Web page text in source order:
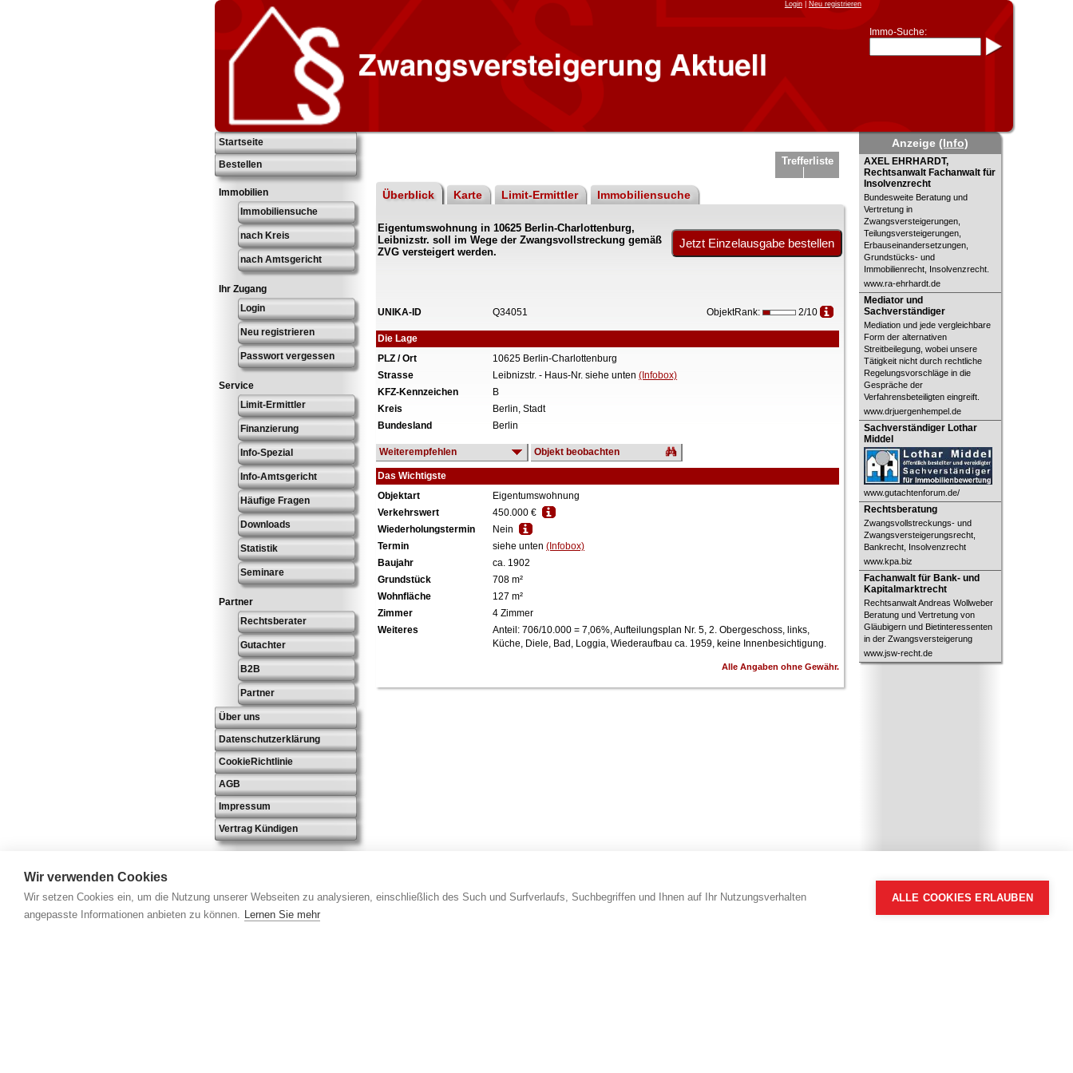
Wir verwenden Cookies
Wir setzen Cookies ein, um die Nutzung unserer Webseiten zu analysieren, einschließlich des Such und Surfverlaufs, Suchbegriffen und Ihnen auf Ihr Nutzungsverhalten
angepasste Informationen anbieten zu können. Lernen Sie mehr
ALLE COOKIES ERLAUBEN
Login| Neu registrieren
Immo-Suche:
* Suche verfeinern durch
Kombinieren
z.B.:15 Frankfurtfür
Frankfurt/Oder
und6 Frankfurtfür Frankfurt am
Main
Immobiliensuche
nach Kreis
nach Amtsgericht
Startseite
Bestellen
Immobilien
Immobiliensuche
nach Kreis
nach Amtsgericht
Ihr Zugang
Login
Neu registrieren
Passwort vergessen
Service
Limit-Ermittler
Finanzierung
Info-Spezial
Info-Amtsgericht
Häufige Fragen
Downloads
Statistik
Seminare
Partner
Rechtsberater
Gutachter
B2B
Partner
Über uns
Datenschutzerklärung
CookieRichtlinie
AGB
Impressum
Vertrag Kündigen
Trefferliste
Überblick Karte Limit-Ermittler Immobiliensuche
Eigentumswohnung in 10625 Berlin-Charlottenburg,
Leibnizstr. soll im Wege der Zwangsvollstreckung gemäß
ZVG versteigert werden.
UNIKA-ID Q34051 ObjektRank: 2/10
Die Lage
PLZ / Ort
10625 Berlin-Charlottenburg
Strasse
Leibnizstr. - Haus-Nr. siehe unten(Infobox)
KFZ-Kennzeichen
B
Kreis
Berlin, Stadt
Bundesland
Berlin
Weiterempfehlen Objekt beobachten
Das Wichtigste
Objektart
Eigentumswohnung
Verkehrswert
450.000 €
Wiederholungstermin
Nein
Termin
siehe unten(Infobox)
Baujahr
ca. 1902
Grundstück
708 m²
Wohnfläche
127 m²
Zimmer
4 Zimmer
Weiteres
Anteil: 706/10.000 = 7,06%, Aufteilungsplan Nr. 5, 2. Obergeschoss, links,
Küche, Diele, Bad, Loggia, Wiederaufbau ca. 1959, keine Innenbesichtigung.
Alle Angaben ohne Gewähr.
Anzeige(Info)
AXEL EHRHARDT, Rechtsanwalt
Fachanwalt für Insolvenzrecht
AXEL EHRHARDT,
Rechtsanwalt Fachanwalt für
Insolvenzrecht
Bundesweite Beratung und
Vertretung in
Zwangsversteigerungen,
Teilungsversteigerungen,
Erbauseinandersetzungen,
Grundstücks- und
Immobilienrecht, Insolvenzrecht.
www.ra-ehrhardt.de
Mediator und Sachverständiger
Mediator und
Sachverständiger
Mediation und jede vergleichbare
Form der alternativen
Streitbeilegung, wobei unsere
Tätigkeit nicht durch rechtliche
Regelungsvorschläge in die
Gespräche der
Verfahrensbeteiligten eingreift.
www.drjuergenhempel.de
Sachverständiger Lothar Middel
Sachverständiger Lothar
Middel
www.gutachtenforum.de/
Rechtsberatung
Rechtsberatung
Zwangsvollstreckungs- und
Zwangsversteigerungsrecht,
Bankrecht, Insolvenzrecht
www.kpa.biz
Fachanwalt für Bank- und
Kapitalmarktrecht
Fachanwalt für Bank- und
Kapitalmarktrecht
Rechtsanwalt Andreas Wollweber
Beratung und Vertretung von
Gläubigern und Bietinteressenten
in der Zwangsversteigerung
www.jsw-recht.de